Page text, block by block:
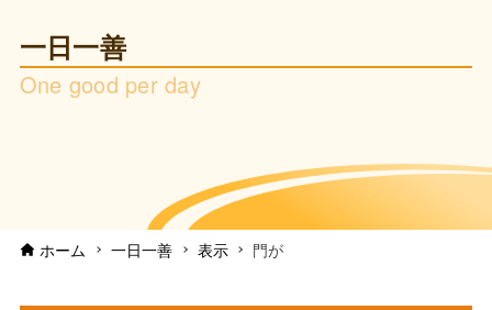
一日一善
One good per day
ホーム 一日一善 表示 門が